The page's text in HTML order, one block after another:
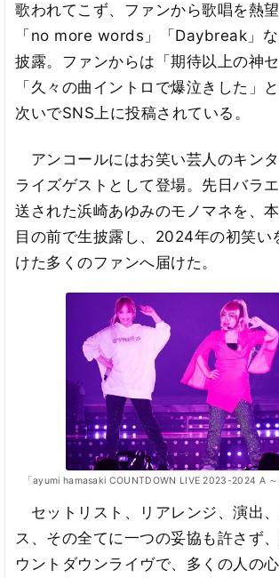
歌われてこず、ファンから歌唱を熱
「no more words」「Daybreak」
披露。ファンからは「期待以上の神セ
「久々の曲イントロで爆泣きした」
次いでSNS上に投稿されている。
アンコールにはお笑い芸人のキン
ライズゲストとして登場。先日バラ
送された浜崎あゆみのモノマネを、
目の前で生披露し、2024年の初笑い
けた多くのファンへ届けた。
「ayumi hamasaki COUNTDOWN LIVE 2023-2024 A ～
セットリスト、リアレンジ、演出
ス、その全てに一つの妥協も許さず
ウントダウンライヴで、多くの人の